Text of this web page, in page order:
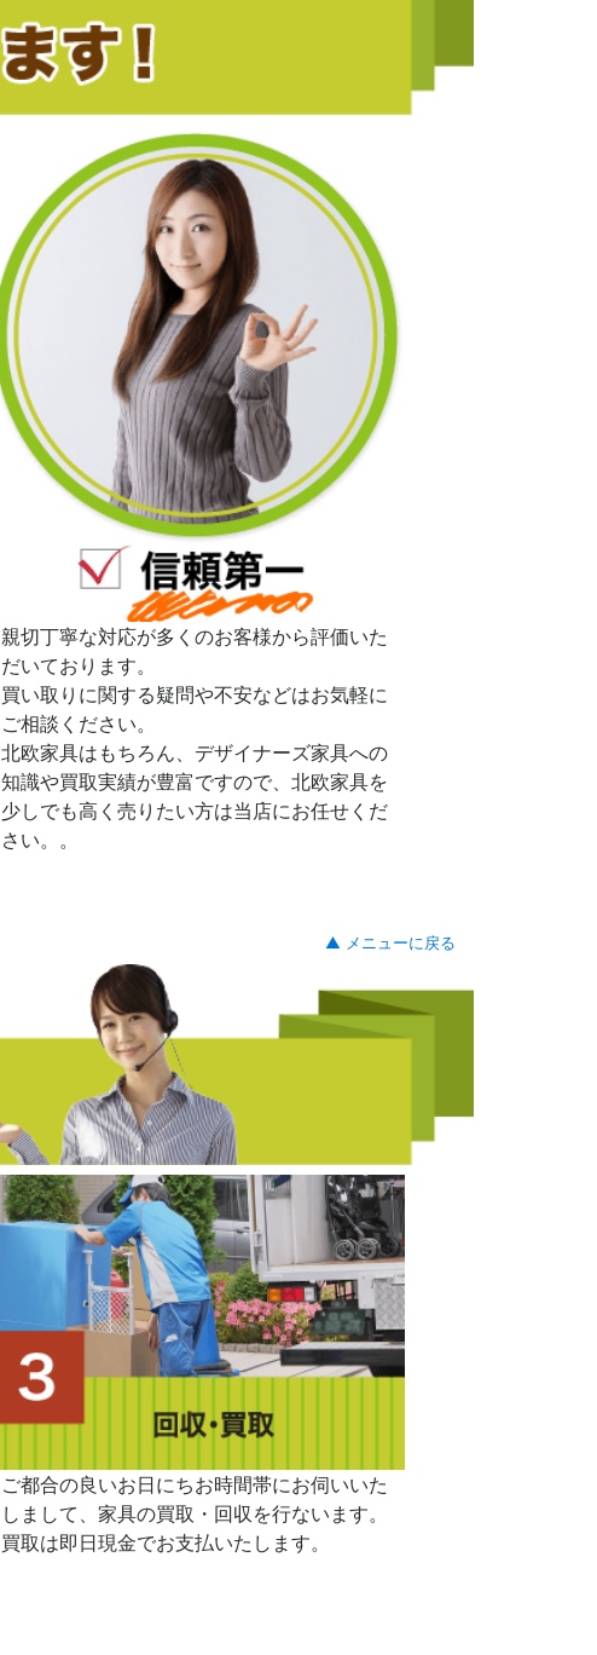
親切丁寧な対応が多くのお客様から評価いた
だいております。
買い取りに関する疑問や不安などはお気軽に
ご相談ください。
北欧家具はもちろん、デザイナーズ家具への
知識や買取実績が豊富ですので、北欧家具を
少しでも高く売りたい方は当店にお任せくだ
さい。。
▲ メニューに戻る
ご都合の良いお日にちお時間帯にお伺いいた
しまして、家具の買取・回収を行ないます。
買取は即日現金でお支払いたします。